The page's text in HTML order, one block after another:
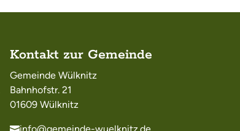
Kontakt zur Gemeinde
Gemeinde Wülknitz
Bahnhofstr. 21
01609 Wülknitz